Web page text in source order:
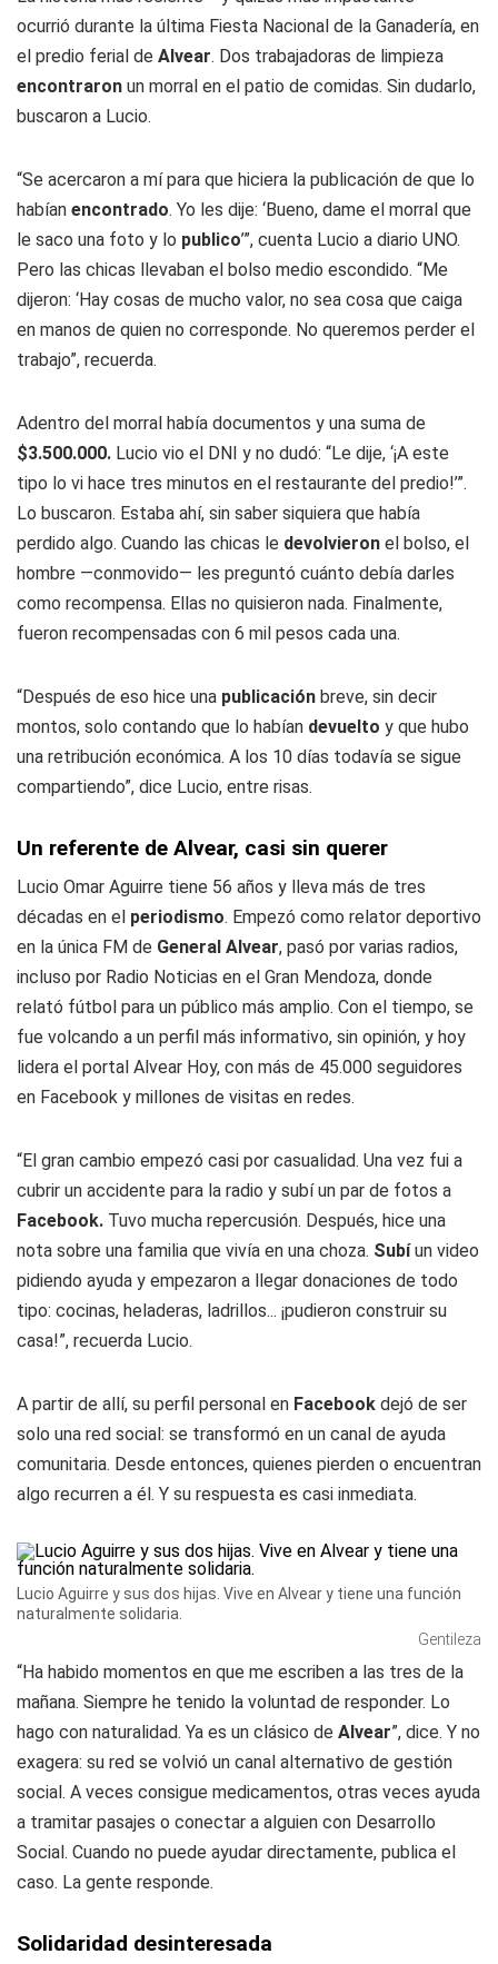
ocurrió durante la última Fiesta Nacional de la Ganadería, en
el predio ferial de Alvear. Dos trabajadoras de limpieza
encontraron un morral en el patio de comidas. Sin dudarlo,
buscaron a Lucio.
“Se acercaron a mí para que hiciera la publicación de que lo
habían encontrado. Yo les dije: ‘Bueno, dame el morral que
le saco una foto y lo publico’”, cuenta Lucio a diario UNO.
Pero las chicas llevaban el bolso medio escondido. “Me
dijeron: ‘Hay cosas de mucho valor, no sea cosa que caiga
en manos de quien no corresponde. No queremos perder el
trabajo”, recuerda.
Adentro del morral había documentos y una suma de
$3.500.000. Lucio vio el DNI y no dudó: “Le dije, ‘¡A este
tipo lo vi hace tres minutos en el restaurante del predio!’”.
Lo buscaron. Estaba ahí, sin saber siquiera que había
perdido algo. Cuando las chicas le devolvieron el bolso, el
hombre —conmovido— les preguntó cuánto debía darles
como recompensa. Ellas no quisieron nada. Finalmente,
fueron recompensadas con 6 mil pesos cada una.
“Después de eso hice una publicación breve, sin decir
montos, solo contando que lo habían devuelto y que hubo
una retribución económica. A los 10 días todavía se sigue
compartiendo”, dice Lucio, entre risas.
Un referente de Alvear, casi sin querer
Lucio Omar Aguirre tiene 56 años y lleva más de tres
décadas en el periodismo. Empezó como relator deportivo
en la única FM de General Alvear, pasó por varias radios,
incluso por Radio Noticias en el Gran Mendoza, donde
relató fútbol para un público más amplio. Con el tiempo, se
fue volcando a un perfil más informativo, sin opinión, y hoy
lidera el portal Alvear Hoy, con más de 45.000 seguidores
en Facebook y millones de visitas en redes.
“El gran cambio empezó casi por casualidad. Una vez fui a
cubrir un accidente para la radio y subí un par de fotos a
Facebook. Tuvo mucha repercusión. Después, hice una
nota sobre una familia que vivía en una choza. Subíun video
pidiendo ayuda y empezaron a llegar donaciones de todo
tipo: cocinas, heladeras, ladrillos... ¡pudieron construir su
casa!”, recuerda Lucio.
A partir de allí, su perfil personal en Facebook dejó de ser
solo una red social: se transformó en un canal de ayuda
comunitaria. Desde entonces, quienes pierden o encuentran
algo recurren a él. Y su respuesta es casi inmediata.
Lucio Aguirre y sus dos hijas. Vive en Alvear y tiene una función
naturalmente solidaria.
Gentileza
“Ha habido momentos en que me escriben a las tres de la
mañana. Siempre he tenido la voluntad de responder. Lo
hago con naturalidad. Ya es un clásico de Alvear”, dice. Y no
exagera: su red se volvió un canal alternativo de gestión
social. A veces consigue medicamentos, otras veces ayuda
a tramitar pasajes o conectar a alguien con Desarrollo
Social. Cuando no puede ayudar directamente, publica el
caso. La gente responde.
Solidaridad desinteresada